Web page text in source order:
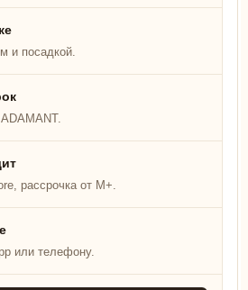
и посадкой.
рассрочка от M+.
или телефону.